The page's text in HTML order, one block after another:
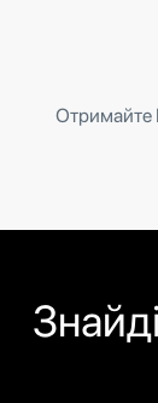
Отримайте